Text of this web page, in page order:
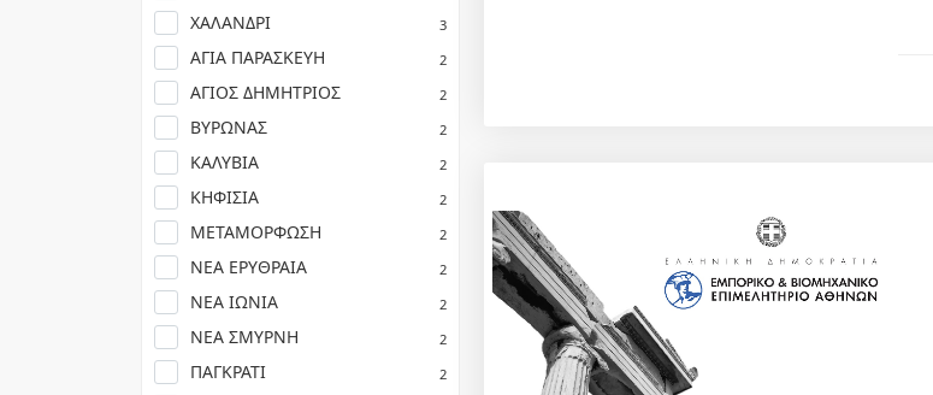
ΧΑΛΑΝΔΡΙ 3
ΑΓΙΑ ΠΑΡΑΣΚΕΥΗ 2
ΑΓΙΟΣ ΔΗΜΗΤΡΙΟΣ 2
ΒΥΡΩΝΑΣ 2
ΚΑΛΥΒΙΑ 2
ΚΗΦΙΣΙΑ 2
ΜΕΤΑΜΟΡΦΩΣΗ 2
ΝΕΑ ΕΡΥΘΡΑΙΑ 2
ΝΕΑ ΙΩΝΙΑ 2
ΝΕΑ ΣΜΥΡΝΗ 2
ΠΑΓΚΡΑΤΙ 2